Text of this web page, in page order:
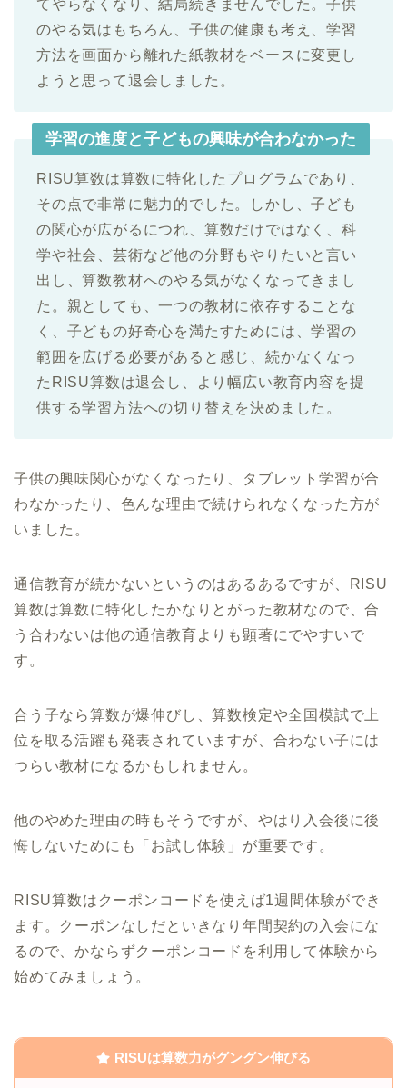
てやらなくなり、結局続きませんでした。子供
のやる気はもちろん、子供の健康も考え、学習
方法を画面から離れた紙教材をベースに変更し
ようと思って退会しました。
学習の進度と子どもの興味が合わなかった
RISU算数は算数に特化したプログラムであり、
その点で非常に魅力的でした。しかし、子ども
の関心が広がるにつれ、算数だけではなく、科
学や社会、芸術など他の分野もやりたいと言い
出し、算数教材へのやる気がなくなってきまし
た。親としても、一つの教材に依存することな
く、子どもの好奇心を満たすためには、学習の
範囲を広げる必要があると感じ、続かなくなっ
たRISU算数は退会し、より幅広い教育内容を提
供する学習方法への切り替えを決めました。
子供の興味関心がなくなったり、タブレット学習が合
わなかったり、色んな理由で続けられなくなった方が
いました。
通信教育が続かないというのはあるあるですが、RISU
算数は算数に特化したかなりとがった教材なので、合
う合わないは他の通信教育よりも顕著にでやすいで
す。
合う子なら算数が爆伸びし、算数検定や全国模試で上
位を取る活躍も発表されていますが、合わない子には
つらい教材になるかもしれません。
他のやめた理由の時もそうですが、やはり入会後に後
悔しないためにも「お試し体験」が重要です。
RISU算数はクーポンコードを使えば1週間体験ができ
ます。クーポンなしだといきなり年間契約の入会にな
るので、かならずクーポンコードを利用して体験から
始めてみましょう。
RISUは算数力がグングン伸びる